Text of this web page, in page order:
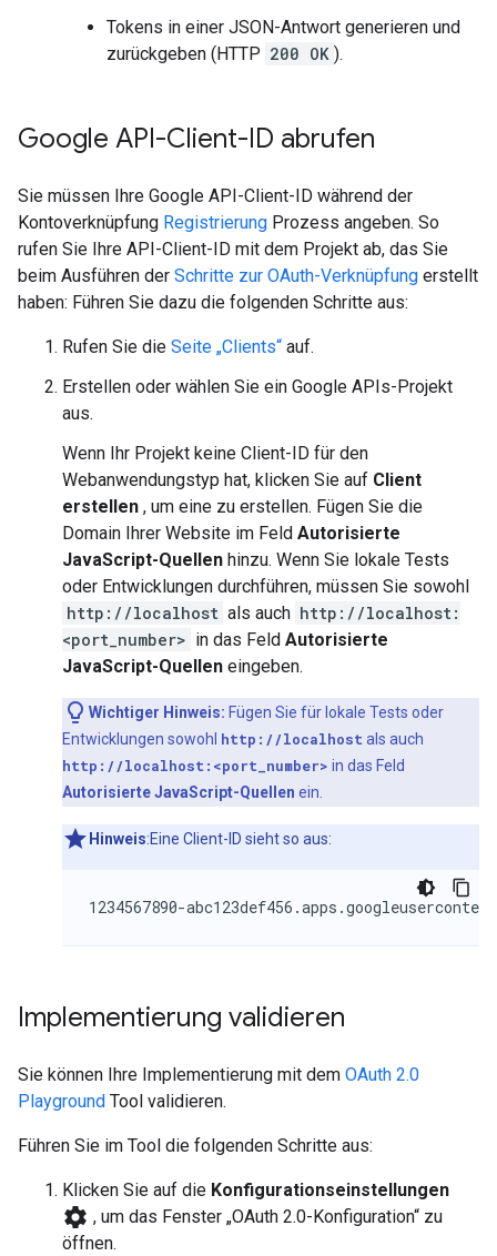
Tokens in einer JSON-Antwort generieren und
zurückgeben (HTTP 200 OK ).
Google API-Client-ID abrufen
Sie müssen Ihre Google API-Client-ID während der
Kontoverknüpfung Registrierung Prozess angeben. So
rufen Sie Ihre API-Client-ID mit dem Projekt ab, das Sie
beim Ausführen der Schritte zur OAuth-Verknüpfung erstellt
haben: Führen Sie dazu die folgenden Schritte aus:
Rufen Sie die Seite „Clients“ auf.
Erstellen oder wählen Sie ein Google APIs-Projekt
aus.
Wenn Ihr Projekt keine Client-ID für den
Webanwendungstyp hat, klicken Sie auf Client
erstellen , um eine zu erstellen. Fügen Sie die
Domain Ihrer Website im Feld Autorisierte
JavaScript-Quellen hinzu. Wenn Sie lokale Tests
oder Entwicklungen durchführen, müssen Sie sowohl
http://localhost als auch http://localhost:
<port_number> in das Feld Autorisierte
JavaScript-Quellen eingeben.
Wichtiger Hinweis: Fügen Sie für lokale Tests oder
Entwicklungen sowohl http://localhostals auch
http://localhost:<port_number> in das Feld
Autorisierte JavaScript-Quellen ein.
Hinweis:Eine Client-ID sieht so aus:
Implementierung validieren
Sie können Ihre Implementierung mit dem OAuth 2.0
Playground Tool validieren.
Führen Sie im Tool die folgenden Schritte aus:
Klicken Sie auf die Konfigurationseinstellungen
settings , um das Fenster „OAuth 2.0-Konfiguration“ zu
öffnen.